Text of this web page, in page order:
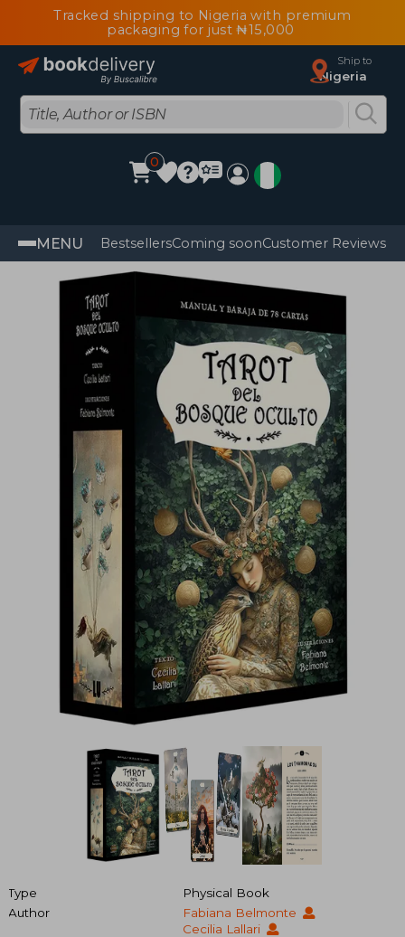
Tracked shipping to Nigeria with premium
packaging for just ₦15,000
Ship to
Nigeria
0
MENU BestsellersComing soonCustomer Reviews
Type
Physical Book
Author
Fabiana Belmonte
Cecilia Lallari